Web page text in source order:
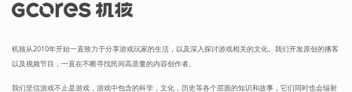
机核从2010年开始一直致力于分享游戏玩家的生活，以及深入探讨游戏相关的文化。我们开发原创的播客
以及视频节目，一直在不断寻找民间高质量的内容创作者。
我们坚信游戏不止是游戏，游戏中包含的科学，文化，历史等各个层面的知识和故事，它们同时也会辐射